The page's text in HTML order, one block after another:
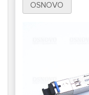
OSNOVO